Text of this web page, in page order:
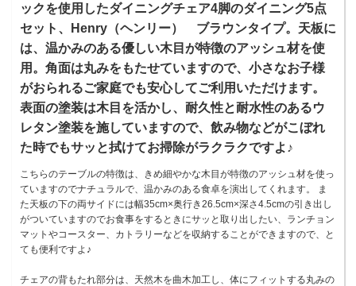
ックを使用したダイニングチェア4脚のダイニング5点
セット、Henry（ヘンリー） ブラウンタイプ。天板に
は、温かみのある優しい木目が特徴のアッシュ材を使
用。角面は丸みをもたせていますので、小さなお子様
がおられるご家庭でも安心してご利用いただけます。
表面の塗装は木目を活かし、耐久性と耐水性のあるウ
レタン塗装を施していますので、飲み物などがこぼれ
た時でもサッと拭けてお掃除がラクラクですよ♪
こちらのテーブルの特徴は、きめ細やかな木目が特徴のアッシュ材を使っ
ていますのでナチュラルで、温かみのある食卓を演出してくれます。 ま
た天板の下の両サイドには幅35cm×奥行き26.5cm×深さ4.5cmの引き出し
がついていますのでお食事をするときにサッと取り出したい、ランチョン
マットやコースター、カトラリーなどを収納することができますので、と
ても便利ですよ♪
チェアの背もたれ部分は、天然木を曲木加工し、体にフィットする丸みの